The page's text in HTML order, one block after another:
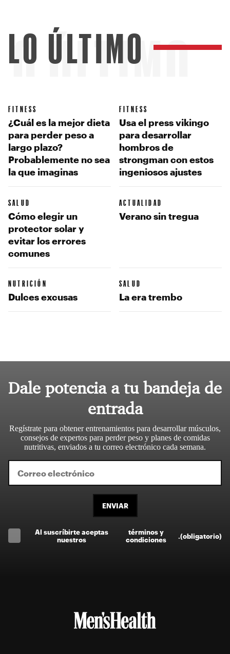
ÚLTIMO
LO ÚLTIMO
FITNESS
¿Cuál es la mejor dieta
para perder peso a
largo plazo?
Probablemente no sea
la que imaginas
FITNESS
Usa el press vikingo
para desarrollar
hombros de
strongman con estos
ingeniosos ajustes
SALUD
Cómo elegir un
protector solar y
evitar los errores
comunes
ACTUALIDAD
Verano sin tregua
NUTRICIÓN
Dulces excusas
SALUD
La era trembo
Dale potencia a tu bandeja de
entrada
Regístrate para obtener entrenamientos para desarrollar músculos,
consejos de expertos para perder peso y planes de comidas
nutritivas, enviados a tu correo electrónico cada semana.
ENVIAR
Al suscríbirte aceptas
nuestros
términos y
condiciones
(obligatorio)